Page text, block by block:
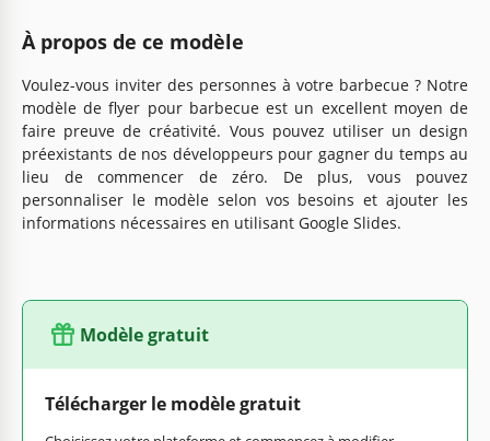
À propos de ce modèle
Voulez-vous inviter des personnes à votre barbecue ? Notre
modèle de flyer pour barbecue est un excellent moyen de
faire preuve de créativité. Vous pouvez utiliser un design
préexistants de nos développeurs pour gagner du temps au
lieu de commencer de zéro. De plus, vous pouvez
personnaliser le modèle selon vos besoins et ajouter les
informations nécessaires en utilisant Google Slides.
Modèle gratuit
Télécharger le modèle gratuit